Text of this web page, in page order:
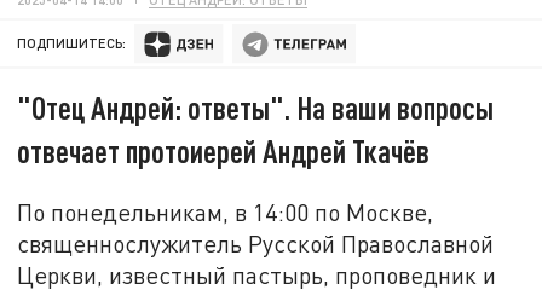
ПОДПИШИТЕСЬ:
"Отец Андрей: ответы". На ваши вопросы
отвечает протоиерей Андрей Ткачёв
По понедельникам, в 14:00 по Москве,
священнослужитель Русской Православной
Церкви, известный пастырь, проповедник и